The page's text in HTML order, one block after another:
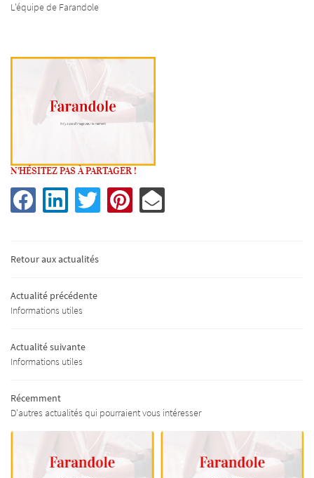
– Mercerie
Collections
Actualités
L'équipe de Farandole
N'HÉSITEZ PAS À PARTAGER !
Retour aux actualités
Actualité précédente
Informations utiles
Actualité suivante
Informations utiles
Récemment
D'autres actualités qui pourraient vous intéresser